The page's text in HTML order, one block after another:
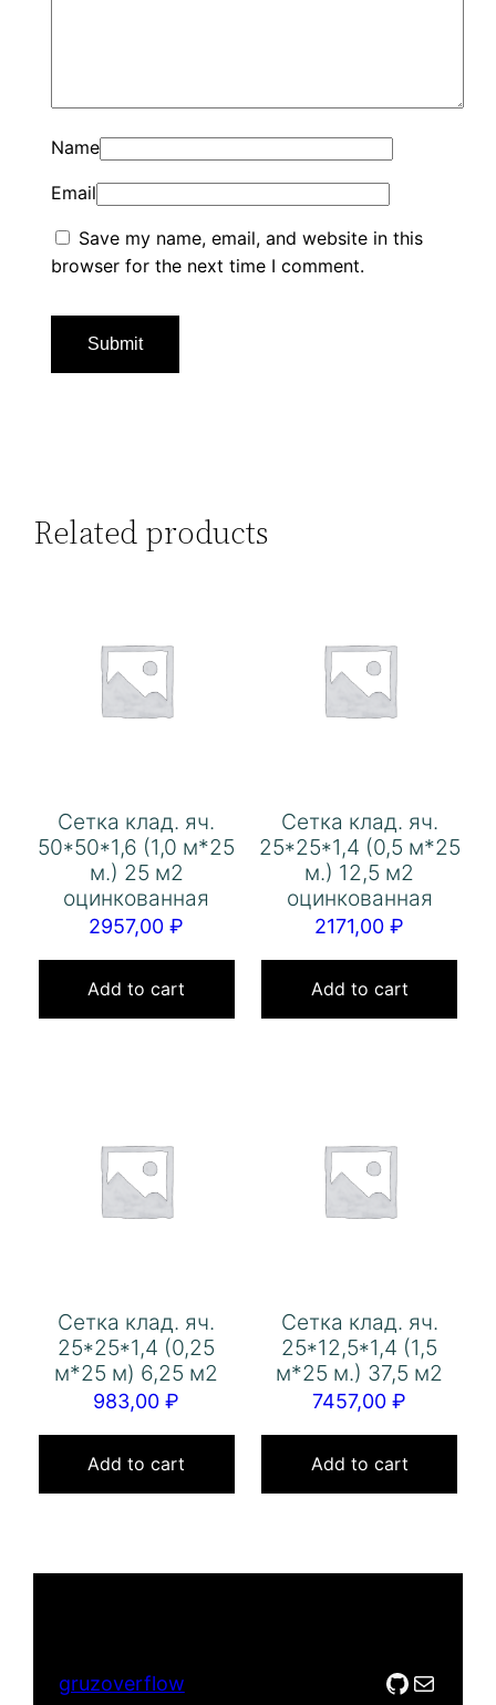
Name
Email
Save my name, email, and website in this
browser for the next time I comment.
Related products
Сетка клад. яч.
50*50*1,6 (1,0 м*25
м.) 25 м2
оцинкованная
2957,00₽
Add to cart
Сетка клад. яч.
25*25*1,4 (0,5 м*25
м.) 12,5 м2
оцинкованная
2171,00₽
Add to cart
Сетка клад. яч.
25*25*1,4 (0,25
м*25 м) 6,25 м2
983,00₽
Add to cart
Сетка клад. яч.
25*12,5*1,4 (1,5
м*25 м.) 37,5 м2
7457,00₽
Add to cart
gruzoverflow GitHub
Mail